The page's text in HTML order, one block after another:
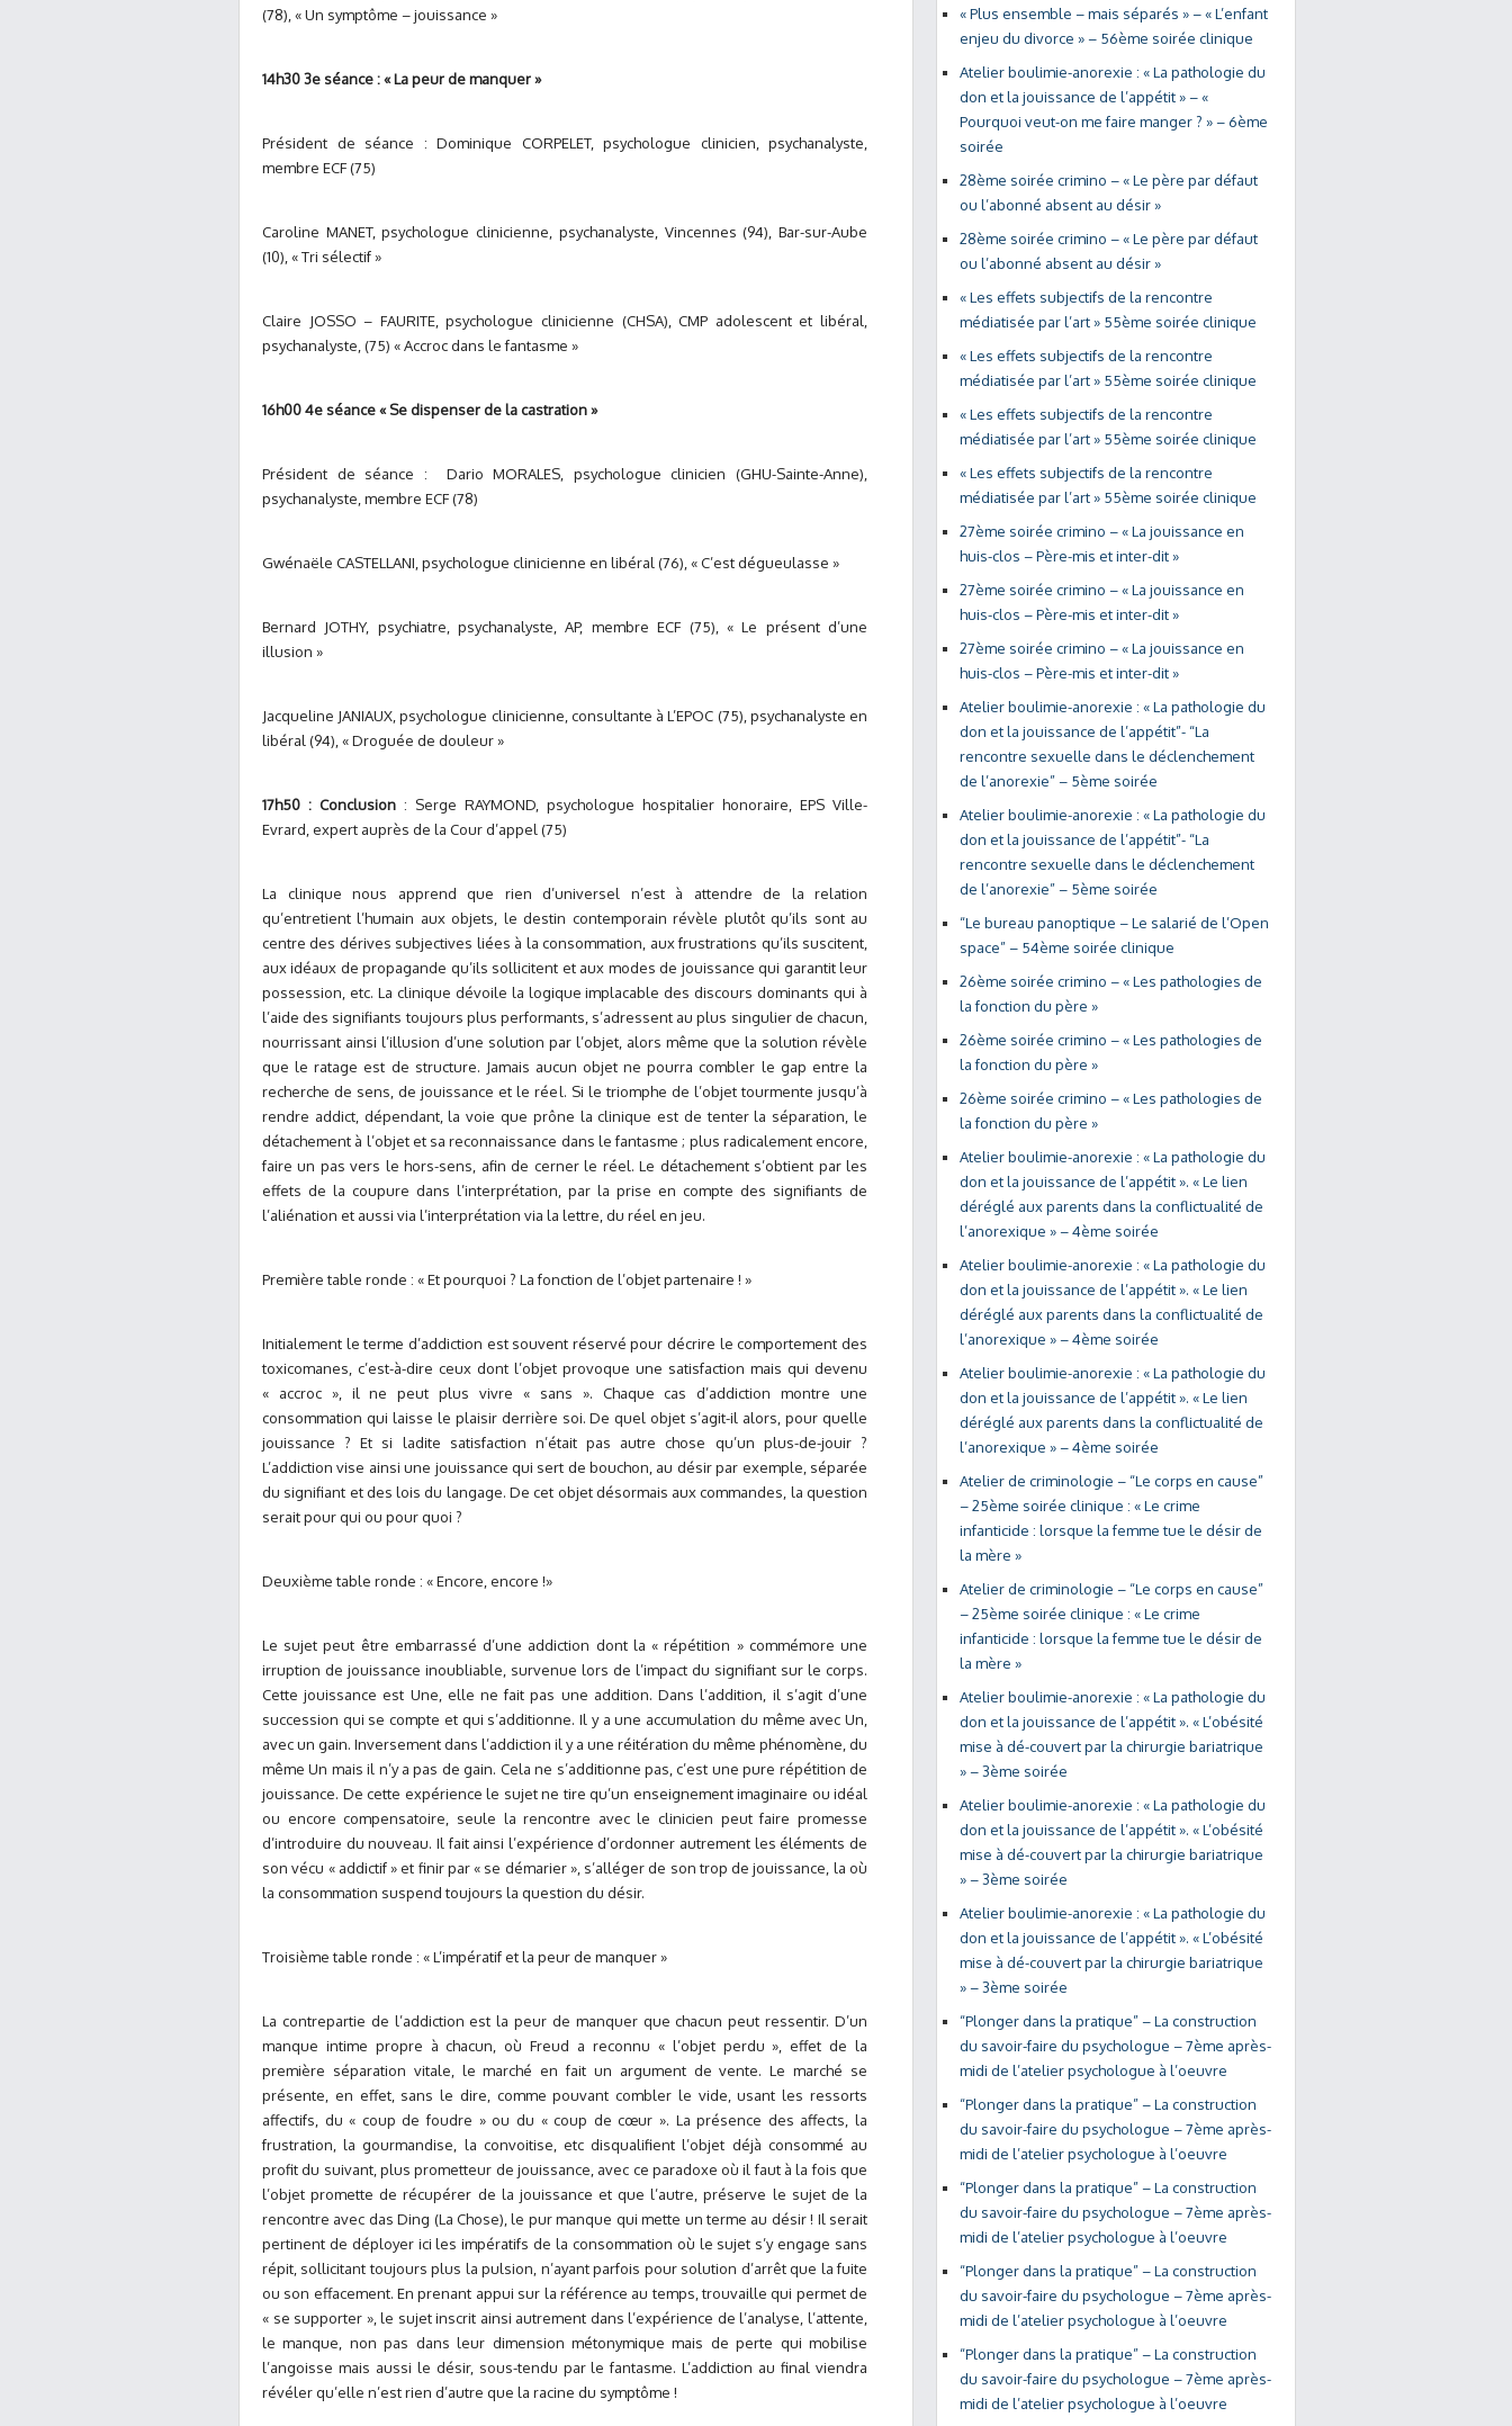
(78), « Un symptôme – jouissance »
14h30 3e séance : « La peur de manquer »
Président de séance : Dominique CORPELET, psychologue clinicien, psychanalyste,
membre ECF (75)
Caroline MANET, psychologue clinicienne, psychanalyste, Vincennes (94), Bar-sur-Aube
(10), « Tri sélectif »
Claire JOSSO – FAURITE, psychologue clinicienne (CHSA), CMP adolescent et libéral,
psychanalyste, (75) « Accroc dans le fantasme »
16h00 4e séance « Se dispenser de la castration »
Président de séance : Dario MORALES, psychologue clinicien (GHU-Sainte-Anne),
psychanalyste, membre ECF (78)
Gwénaële CASTELLANI, psychologue clinicienne en libéral (76), « C’est dégueulasse »
Bernard JOTHY, psychiatre, psychanalyste, AP, membre ECF (75), « Le présent d’une
illusion »
Jacqueline JANIAUX, psychologue clinicienne, consultante à L’EPOC (75), psychanalyste en
libéral (94), « Droguée de douleur »
17h50 : Conclusion : Serge RAYMOND, psychologue hospitalier honoraire, EPS Ville-
Evrard, expert auprès de la Cour d’appel (75)
La clinique nous apprend que rien d’universel n’est à attendre de la relation
qu’entretient l’humain aux objets, le destin contemporain révèle plutôt qu’ils sont au
centre des dérives subjectives liées à la consommation, aux frustrations qu’ils suscitent,
aux idéaux de propagande qu’ils sollicitent et aux modes de jouissance qui garantit leur
possession, etc. La clinique dévoile la logique implacable des discours dominants qui à
l’aide des signifiants toujours plus performants, s’adressent au plus singulier de chacun,
nourrissant ainsi l’illusion d’une solution par l’objet, alors même que la solution révèle
que le ratage est de structure. Jamais aucun objet ne pourra combler le gap entre la
recherche de sens, de jouissance et le réel. Si le triomphe de l’objet tourmente jusqu’à
rendre addict, dépendant, la voie que prône la clinique est de tenter la séparation, le
détachement à l’objet et sa reconnaissance dans le fantasme ; plus radicalement encore,
faire un pas vers le hors-sens, afin de cerner le réel. Le détachement s’obtient par les
effets de la coupure dans l’interprétation, par la prise en compte des signifiants de
l’aliénation et aussi via l’interprétation via la lettre, du réel en jeu.
Première table ronde : « Et pourquoi ? La fonction de l’objet partenaire ! »
Initialement le terme d’addiction est souvent réservé pour décrire le comportement des
toxicomanes, c’est-à-dire ceux dont l’objet provoque une satisfaction mais qui devenu
« accroc », il ne peut plus vivre « sans ». Chaque cas d’addiction montre une
consommation qui laisse le plaisir derrière soi. De quel objet s’agit-il alors, pour quelle
jouissance ? Et si ladite satisfaction n’était pas autre chose qu’un plus-de-jouir ?
L’addiction vise ainsi une jouissance qui sert de bouchon, au désir par exemple, séparée
du signifiant et des lois du langage. De cet objet désormais aux commandes, la question
serait pour qui ou pour quoi ?
Deuxième table ronde : « Encore, encore !»
Le sujet peut être embarrassé d’une addiction dont la « répétition » commémore une
irruption de jouissance inoubliable, survenue lors de l’impact du signifiant sur le corps.
Cette jouissance est Une, elle ne fait pas une addition. Dans l’addition, il s’agit d’une
succession qui se compte et qui s’additionne. Il y a une accumulation du même avec Un,
avec un gain. Inversement dans l’addiction il y a une réitération du même phénomène, du
même Un mais il n’y a pas de gain. Cela ne s’additionne pas, c’est une pure répétition de
jouissance. De cette expérience le sujet ne tire qu’un enseignement imaginaire ou idéal
ou encore compensatoire, seule la rencontre avec le clinicien peut faire promesse
d’introduire du nouveau. Il fait ainsi l’expérience d’ordonner autrement les éléments de
son vécu « addictif » et finir par « se démarier », s’alléger de son trop de jouissance, la où
la consommation suspend toujours la question du désir.
Troisième table ronde : « L’impératif et la peur de manquer »
La contrepartie de l’addiction est la peur de manquer que chacun peut ressentir. D’un
manque intime propre à chacun, où Freud a reconnu « l’objet perdu », effet de la
première séparation vitale, le marché en fait un argument de vente. Le marché se
présente, en effet, sans le dire, comme pouvant combler le vide, usant les ressorts
affectifs, du « coup de foudre » ou du « coup de cœur ». La présence des affects, la
frustration, la gourmandise, la convoitise, etc disqualifient l’objet déjà consommé au
profit du suivant, plus prometteur de jouissance, avec ce paradoxe où il faut à la fois que
l’objet promette de récupérer de la jouissance et que l’autre, préserve le sujet de la
rencontre avec das Ding (La Chose), le pur manque qui mette un terme au désir ! Il serait
pertinent de déployer ici les impératifs de la consommation où le sujet s’y engage sans
répit, sollicitant toujours plus la pulsion, n’ayant parfois pour solution d’arrêt que la fuite
ou son effacement. En prenant appui sur la référence au temps, trouvaille qui permet de
« se supporter », le sujet inscrit ainsi autrement dans l’expérience de l’analyse, l’attente,
le manque, non pas dans leur dimension métonymique mais de perte qui mobilise
l’angoisse mais aussi le désir, sous-tendu par le fantasme. L’addiction au final viendra
révéler qu’elle n’est rien d’autre que la racine du symptôme !
« Plus ensemble – mais séparés » – « L’enfant
enjeu du divorce » – 56ème soirée clinique
Atelier boulimie-anorexie : « La pathologie du
don et la jouissance de l’appétit » – «
Pourquoi veut-on me faire manger ? » – 6ème
soirée
28ème soirée crimino – « Le père par défaut
ou l’abonné absent au désir »
28ème soirée crimino – « Le père par défaut
ou l’abonné absent au désir »
« Les effets subjectifs de la rencontre
médiatisée par l’art » 55ème soirée clinique
« Les effets subjectifs de la rencontre
médiatisée par l’art » 55ème soirée clinique
« Les effets subjectifs de la rencontre
médiatisée par l’art » 55ème soirée clinique
« Les effets subjectifs de la rencontre
médiatisée par l’art » 55ème soirée clinique
27ème soirée crimino – « La jouissance en
huis-clos – Père-mis et inter-dit »
27ème soirée crimino – « La jouissance en
huis-clos – Père-mis et inter-dit »
27ème soirée crimino – « La jouissance en
huis-clos – Père-mis et inter-dit »
Atelier boulimie-anorexie : « La pathologie du
don et la jouissance de l’appétit”- “La
rencontre sexuelle dans le déclenchement
de l’anorexie” – 5ème soirée
Atelier boulimie-anorexie : « La pathologie du
don et la jouissance de l’appétit”- “La
rencontre sexuelle dans le déclenchement
de l’anorexie” – 5ème soirée
“Le bureau panoptique – Le salarié de l’Open
space” – 54ème soirée clinique
26ème soirée crimino – « Les pathologies de
la fonction du père »
26ème soirée crimino – « Les pathologies de
la fonction du père »
26ème soirée crimino – « Les pathologies de
la fonction du père »
Atelier boulimie-anorexie : « La pathologie du
don et la jouissance de l’appétit ». « Le lien
déréglé aux parents dans la conflictualité de
l’anorexique » – 4ème soirée
Atelier boulimie-anorexie : « La pathologie du
don et la jouissance de l’appétit ». « Le lien
déréglé aux parents dans la conflictualité de
l’anorexique » – 4ème soirée
Atelier boulimie-anorexie : « La pathologie du
don et la jouissance de l’appétit ». « Le lien
déréglé aux parents dans la conflictualité de
l’anorexique » – 4ème soirée
Atelier de criminologie – “Le corps en cause”
– 25ème soirée clinique : « Le crime
infanticide : lorsque la femme tue le désir de
la mère »
Atelier de criminologie – “Le corps en cause”
– 25ème soirée clinique : « Le crime
infanticide : lorsque la femme tue le désir de
la mère »
Atelier boulimie-anorexie : « La pathologie du
don et la jouissance de l’appétit ». « L’obésité
mise à dé-couvert par la chirurgie bariatrique
» – 3ème soirée
Atelier boulimie-anorexie : « La pathologie du
don et la jouissance de l’appétit ». « L’obésité
mise à dé-couvert par la chirurgie bariatrique
» – 3ème soirée
Atelier boulimie-anorexie : « La pathologie du
don et la jouissance de l’appétit ». « L’obésité
mise à dé-couvert par la chirurgie bariatrique
» – 3ème soirée
“Plonger dans la pratique” – La construction
du savoir-faire du psychologue – 7ème après-
midi de l’atelier psychologue à l’oeuvre
“Plonger dans la pratique” – La construction
du savoir-faire du psychologue – 7ème après-
midi de l’atelier psychologue à l’oeuvre
“Plonger dans la pratique” – La construction
du savoir-faire du psychologue – 7ème après-
midi de l’atelier psychologue à l’oeuvre
“Plonger dans la pratique” – La construction
du savoir-faire du psychologue – 7ème après-
midi de l’atelier psychologue à l’oeuvre
“Plonger dans la pratique” – La construction
du savoir-faire du psychologue – 7ème après-
midi de l’atelier psychologue à l’oeuvre